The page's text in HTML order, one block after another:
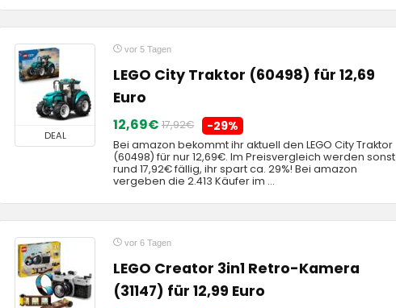
DEAL
vor 5 Tagen
LEGO City Traktor (60498) für 12,69
Euro
12,69€ 17,92€ -29%
Bei amazon bekommt ihr aktuell den LEGO City Traktor
(60498) für nur 12,69€. Im Preisvergleich werden sonst
rund 17,92€ fällig, ihr spart ca. 29%! Bei amazon
vergeben die 2.413 Käufer im ...
vor 6 Tagen
LEGO Creator 3in1 Retro-Kamera
(31147) für 12,99 Euro